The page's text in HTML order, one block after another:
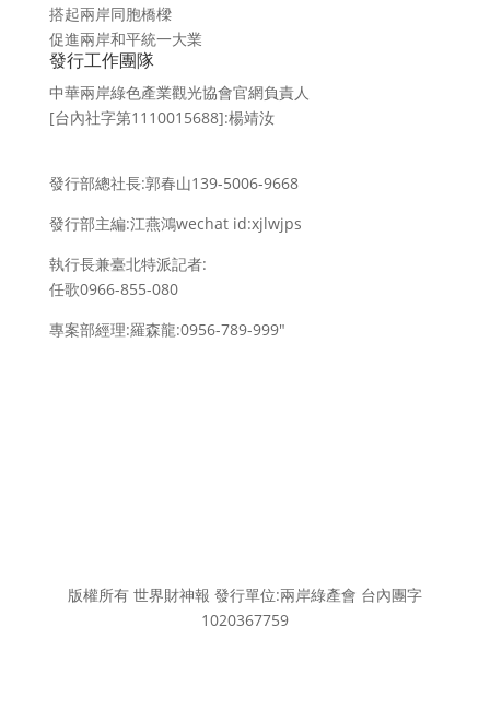
搭起兩岸同胞橋樑
促進兩岸和平統一大業
發行工作團隊
中華兩岸綠色產業觀光協會官網負責人
[台內社字第1110015688]:楊靖汝
發行部總社長:郭春山139-5006-9668
發行部主編:江燕鴻wechat id:xjlwjps
執行長兼臺北特派記者:
任歌0966-855-080
專案部經理:羅森龍:0956-789-999″
版權所有 世界財神報 發行單位:兩岸綠產會 台內團字
1020367759